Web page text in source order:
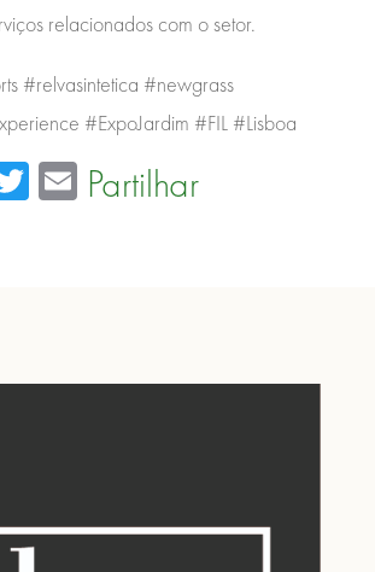
relacionados com o setor.
#relvasintetica #newgrass
#ExpoJardim #FIL #Lisboa
Twitter
Email
Partilhar